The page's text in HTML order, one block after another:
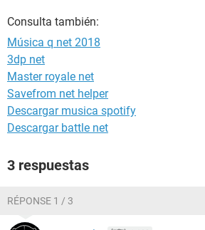
Consulta también:
Música q net 2018
3dp net
Master royale net
Savefrom net helper
Descargar musica spotify
Descargar battle net
3 respuestas
RÉPONSE 1 / 3